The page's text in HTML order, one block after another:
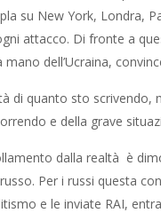
su New York, Londra,
attacco. Di fronte a
dell’Ucraina,
di quanto sto
e della grave
dalla realtà è
Per i russi questa
e le inviate RAI,